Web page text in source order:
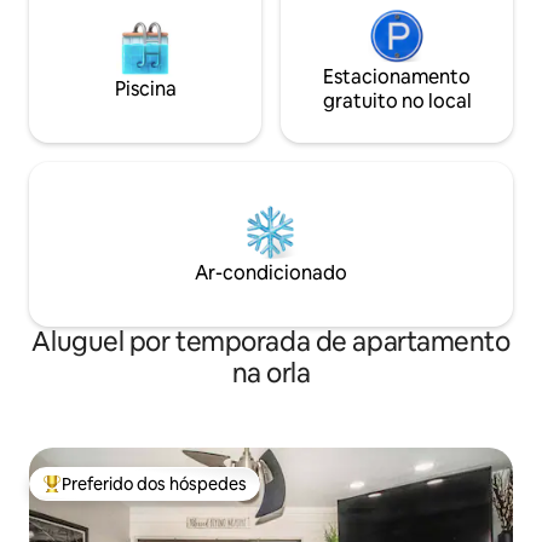
Piscina
Estacionamento
gratuito no local
Ar-condicionado
Aluguel por temporada de apartamento
na orla
Entre os melhores preferidos dos hóspedes
Preferido dos hóspedes